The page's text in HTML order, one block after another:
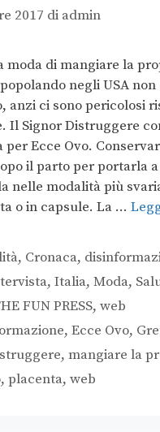
2017 di admin
moda di mangiare la
negli USA
anzi ci sono pericolosi
Il Signor Distruggere
per Ecce Ovo.
il parto per portarla a
nelle modalità più
o in capsule. La …
, Cronaca,
, Italia, Moda,
FUN PRESS, web
,Ecce Ovo,
, mangiare la
, placenta, web